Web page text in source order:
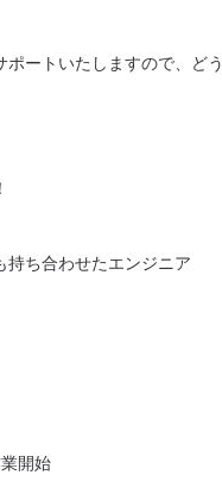
ートいたしますので、ど
ち合わせたエンジニア
開始